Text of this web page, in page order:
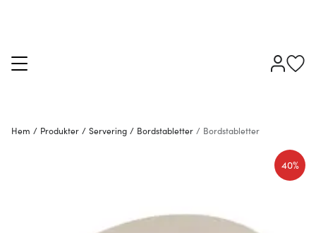
Hem / Produkter / Servering / Bordstabletter / Bordstabletter
40%